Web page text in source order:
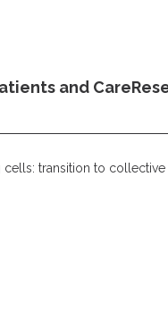
and Care
transition to